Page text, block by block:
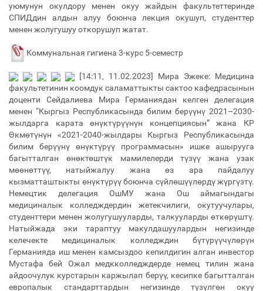
уюмунун окулдору менен окуу жайдын факультеттеринде
СПИДдин алдын алуу боюнча лекция окушуп, студенттер
менен жолугушуу откорушуп жатат.
Коммунальная гигиена 3-курс 5-семестр
[14:11, 11.02.2023] Мира Эжеке: Медицина
факультетинин коомдук саламаттыкты сактоо кафедрасынын
доценти Сейдалиева Мира Германиядан келген делегация
менен “Кыргыз Республикасында билим берүүнү 2021–2030-
жылдарга карата өнүктүрүүнүн концепциясын” жана КР
Өкмөтүнүн «2021-2040-жылдары Кыргыз Республикасында
билим берүүнү өнүктүрүү программасын» ишке ашырууга
багытталган өнөктөштүк мамилелерди түзүү жана узак
мөөнөттүү, натыйжалуу жана өз ара пайдалуу
кызматташтыкты өнүктүрүү боюнча сүйлөшүүлөрдү жүргүзтү.
Немецтик делегация ОшМУ жана Ош аймагындагы
медициналык колледждердин жетекчилиги, окутуучулары,
студенттери менен жолугушууларды, талкууларды өткөрүштү.
Натыйжада эки тараптуу макулдашуулардын негизинде
келечекте медициналык колледждин бүтүрүүчүлөрүн
Германияда иш менен камсыздоо кепилдигин алган инвестор
Мустафа бей Ожал медкколледждерде немец тилин жана
айдоочулук курстарын каржылап берүү, кесипке багытталган
европалык стандарттардын негизинде түзүлгөн окуу